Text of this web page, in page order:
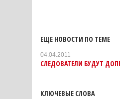
ЕЩЕ НОВОСТИ ПО ТЕМЕ
04.04.2011
СЛЕДОВАТЕЛИ БУДУТ
КЛЮЧЕВЫЕ СЛОВА